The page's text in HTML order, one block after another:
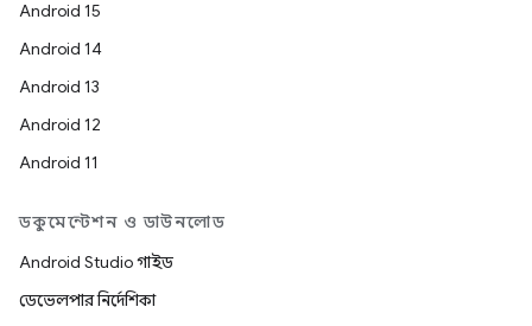
Android 15
Android 14
Android 13
Android 12
Android 11
ডকুমেন্টেশন ও ডাউনলোড
Android Studio গাইড
ডেভেলপার নির্দেশিকা